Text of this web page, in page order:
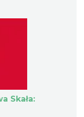
Skała: